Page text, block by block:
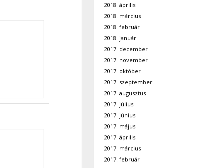
2018. április
2018. március
2018. február
2018. január
2017. december
2017. november
2017. október
2017. szeptember
2017. augusztus
2017. július
2017. június
2017. május
2017. április
2017. március
2017. február